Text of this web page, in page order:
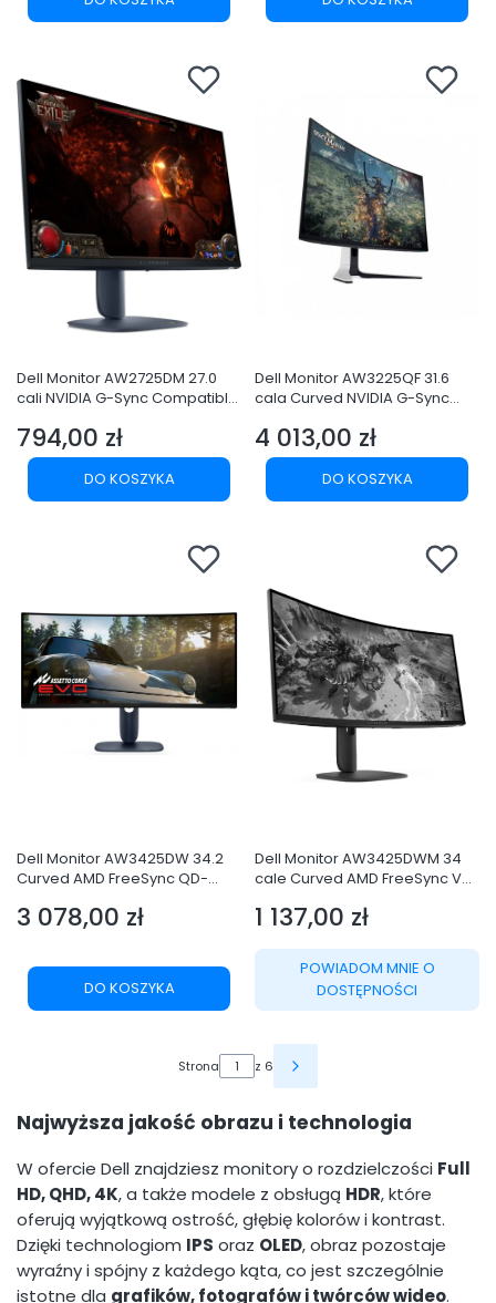
Dell Monitor AW2725DM 27.0
cali NVIDIA G-Sync Compatible
180Hz(2560X1440)/16:9/DP/2xH
DMI/2xUSB/3Y
Cena
794,00 zł
DO KOSZYKA
Dell Monitor AW3225QF 31.6
cala Curved NVIDIA G-Sync
(3840x2160)/16:9/2xHDMI/5xUS
B 3.2/3Y AES&PPE
Cena
4 013,00 zł
DO KOSZYKA
Dell Monitor AW3425DW 34.2
Curved AMD FreeSync QD-
(3440x1440)/21:9/1xDP/2xHDMI/
Cena
3 078,00 zł
DO KOSZYKA
Dell Monitor AW3425DWM 34
cale Curved AMD FreeSync VA
(3440x1440)/21:9/1xDP/2xHDMI/
Cena
1 137,00 zł
POWIADOM MNIE O
DOSTĘPNOŚCI
Strona z 6
Najwyższa jakość obrazu i technologia
W ofercie Dell znajdziesz monitory o rozdzielczości Full
HD, QHD, 4K, a także modele z obsługą HDR, które
oferują wyjątkową ostrość, głębię kolorów i kontrast.
Dzięki technologiom IPS oraz OLED, obraz pozostaje
wyraźny i spójny z każdego kąta, co jest szczególnie
istotne dla grafików, fotografów i twórców wideo.